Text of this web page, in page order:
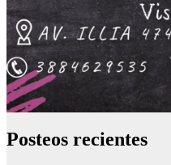
Posteos recientes